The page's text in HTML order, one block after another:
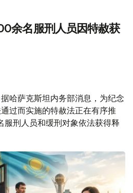
余名服刑人员因特赦获
据哈萨克斯坦内务部消息，为纪念
过而实施的特赦法正在有序推
刑人员和缓刑对象依法获得释